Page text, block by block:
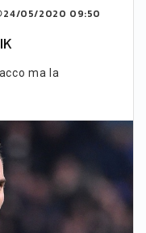
24/05/2020 09:50
ma la